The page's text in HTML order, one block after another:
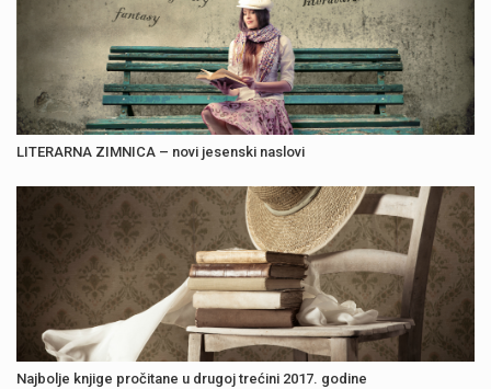
LITERARNA ZIMNICA – novi jesenski naslovi
Najbolje knjige pročitane u drugoj trećini 2017. godine